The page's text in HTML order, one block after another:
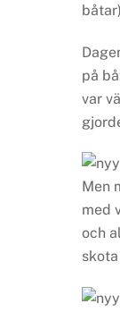
på
var
Men
med
och